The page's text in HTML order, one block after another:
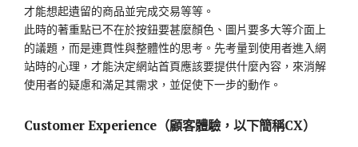
才能想起遺留的商品並完成交易等等。
此時的著重點已不在於按鈕要甚麼顏色、圖片要多大等介面上
的議題，而是連貫性與整體性的思考。先考量到使用者進入網
站時的心理，才能決定網站首頁應該要提供什麼內容，來消解
使用者的疑慮和滿足其需求，並促使下一步的動作。
Customer Experience（顧客體驗，以下簡稱CX）